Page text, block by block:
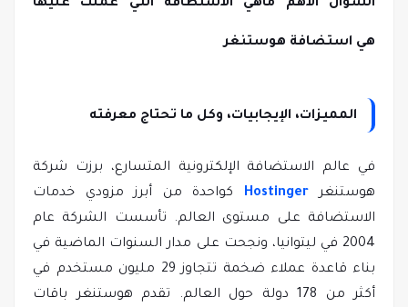
السؤال الاهم ماهي الاستظافة التي عملت عليها
هي استضافة هوستنغر
المميزات، الإيجابيات، وكل ما تحتاج معرفته
في عالم الاستضافة الإلكترونية المتسارع، برزت شركة
هوستنغرHostinger كواحدة من أبرز مزودي خدمات
الاستضافة على مستوى العالم. تأسست الشركة عام
2004 في ليتوانيا، ونجحت على مدار السنوات الماضية في
بناء قاعدة عملاء ضخمة تتجاوز 29 مليون مستخدم في
أكثر من 178 دولة حول العالم. تقدم هوستنغر باقات